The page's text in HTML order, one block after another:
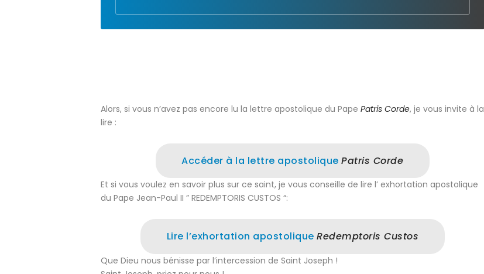
Alors, si vous n’avez pas encore lu la lettre apostolique du Pape Patris Corde, je vous invite à la
lire :
Accéder à la lettre apostoliquePatris Corde
Et si vous voulez en savoir plus sur ce saint, je vous conseille de lire l’ exhortation apostolique
du Pape Jean-Paul II ” REDEMPTORIS CUSTOS “:
Lire l’exhortation apostoliqueRedemptoris Custos
Que Dieu nous bénisse par l’intercession de Saint Joseph !